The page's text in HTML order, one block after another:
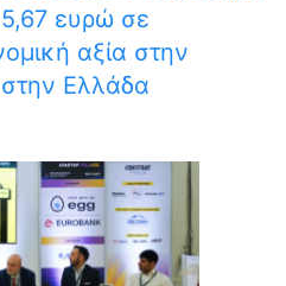
ευρώ σε
αξία στην
Ελλάδα